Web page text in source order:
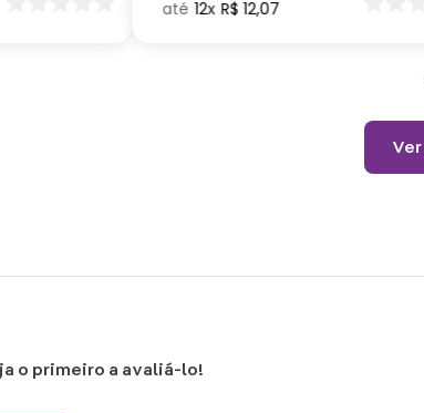
seu Dragão
12 R$ 12,07
o primeiro a avaliá-lo!